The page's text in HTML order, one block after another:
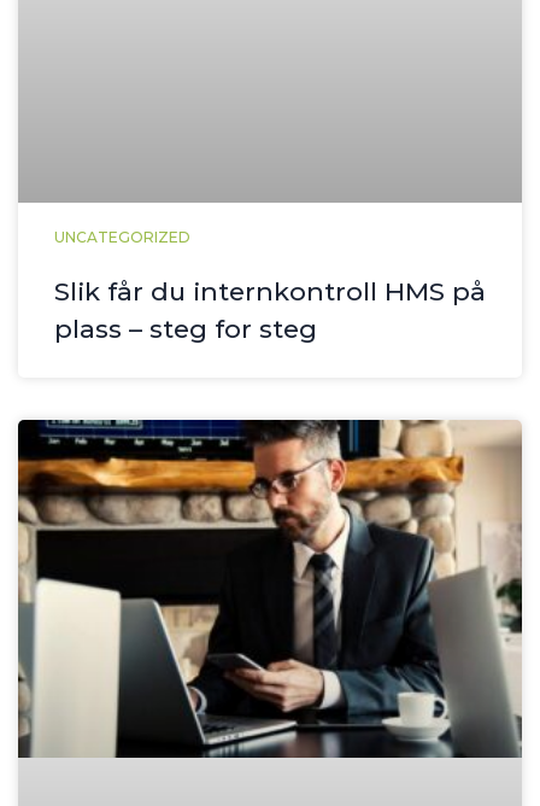
UNCATEGORIZED
Slik får du internkontroll HMS på
plass – steg for steg